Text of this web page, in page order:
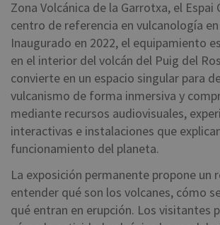
Zona Volcánica de la Garrotxa, el Espai
centro de referencia en vulcanología
Inaugurado en 2022, el equipamiento
en el interior del volcán del Puig del
convierte en un espacio singular para
vulcanismo de forma inmersiva y
mediante recursos audiovisuales,
interactivas e instalaciones que
funcionamiento del planeta.
La exposición permanente propone un
entender qué son los volcanes, cómo
qué entran en erupción. Los visitantes